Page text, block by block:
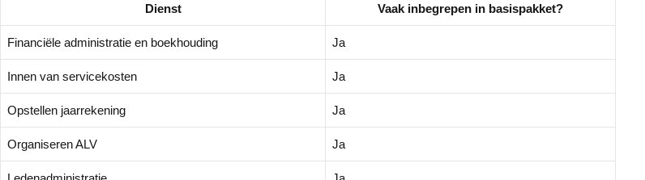
Dienst Vaak inbegrepen in basispakket?
Financiële administratie en boekhouding Ja
Innen van servicekosten Ja
Opstellen jaarrekening Ja
Organiseren ALV Ja